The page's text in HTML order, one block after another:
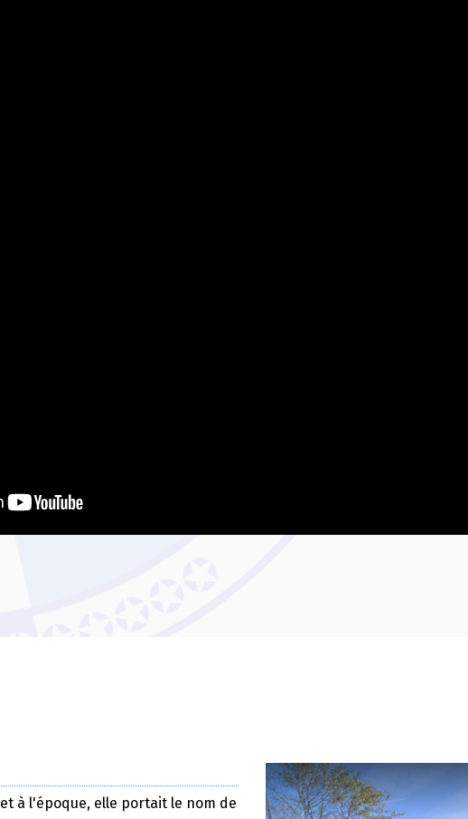
et à l'époque, elle portait le nom de